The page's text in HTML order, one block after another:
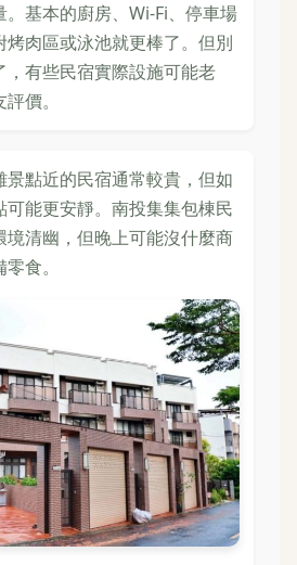
基本的廚房、Wi-Fi、停車場
烤肉區或泳池就更棒了。但別
，有些民宿實際設施可能老
價。
景點近的民宿通常較貴，但如
可能更安靜。南投集集包棟民
境清幽，但晚上可能沒什麼商
食。